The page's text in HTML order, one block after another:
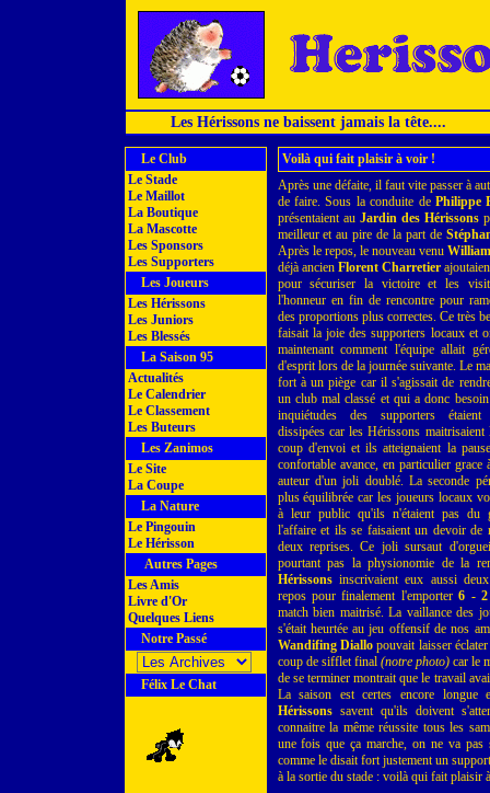
Les Hérissons ne baissent jamais la tête....
Le Club
Le Stade
Le Maillot
La Boutique
La Mascotte
Les Sponsors
Les Supporters
Les Joueurs
Les Hérissons
Les Juniors
Les Blessés
La Saison 95
Actualités
Le Calendrier
Le Classement
Les Buteurs
Les Zanimos
Le Site
La Coupe
La Nature
Le Pingouin
Le Hérisson
Autres Pages
Les Amis
Livre d'Or
Quelques Liens
Notre Passé
Félix Le Chat
Voilà qui fait plaisir à voir !
Après une défaite, il faut vite passer à
de faire. Sous la conduite de Philippe
présentaient au Jardin des Hérissons
meilleur et au pire de la part de
Après le repos, le nouveau venu
déjà ancien Florent Charretier
pour sécuriser la victoire et les
l'honneur en fin de rencontre pour
des proportions plus correctes. Ce très
faisait la joie des supporters locaux et
maintenant comment l'équipe allait
d'esprit lors de la journée suivante. Le
fort à un piège car il s'agissait de
un club mal classé et qui a donc
inquiétudes des supporters
dissipées car les Hérissons maitrisaient
coup d'envoi et ils atteignaient la
confortable avance, en particulier grace
auteur d'un joli doublé. La seconde
plus équilibrée car les joueurs locaux
à leur public qu'ils n'étaient pas du
l'affaire et ils se faisaient un devoir de
deux reprises. Ce joli sursaut
pourtant pas la physionomie de la
Hérissonsinscrivaient eux aussi
repos pour finalement l'emporter6 - 2
match bien maitrisé. La vaillance des
s'était heurtée au jeu offensif de nos
Wandifing Diallopouvait laisser
coup de sifflet final (notre photo) car le
de se terminer montrait que le travail
La saison est certes encore longue
Hérissonssavent qu'ils doivent
connaitre la même réussite tous les
une fois que ça marche, on ne va pas
comme le disait fort justement un
à la sortie du stade : voilà qui fait plaisir